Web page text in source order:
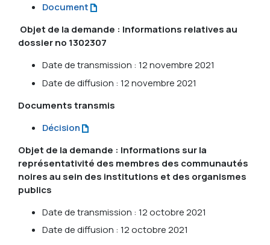
Document
Objet de la demande : Informations relatives au
dossier no 1302307
Date de transmission : 12 novembre 2021
Date de diffusion : 12 novembre 2021
Documents transmis
Décision
Objet de la demande : Informations sur la
représentativité des membres des communautés
noires au sein des institutions et des organismes
publics
Date de transmission : 12 octobre 2021
Date de diffusion : 12 octobre 2021